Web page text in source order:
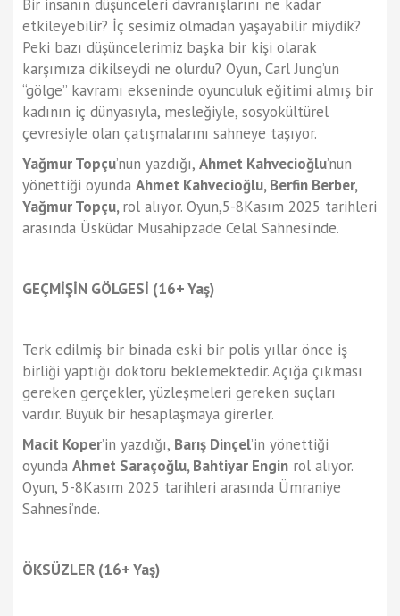
Bir insanın düşünceleri davranışlarını ne kadar
etkileyebilir? İç sesimiz olmadan yaşayabilir miydik?
Peki bazı düşüncelerimiz başka bir kişi olarak
karşımıza dikilseydi ne olurdu? Oyun, Carl Jung’un
“gölge” kavramı ekseninde oyunculuk eğitimi almış bir
kadının iç dünyasıyla, mesleğiyle, sosyokültürel
çevresiyle olan çatışmalarını sahneye taşıyor.
Yağmur Topçu’nun yazdığı, Ahmet Kahvecioğlu’nun
yönettiği oyunda Ahmet Kahvecioğlu, Berfin Berber,
Yağmur Topçu,rol alıyor. Oyun,5-8Kasım 2025 tarihleri
arasında Üsküdar Musahipzade Celal Sahnesi’nde.
GEÇMİŞİN GÖLGESİ (16+ Yaş)
Terk edilmiş bir binada eski bir polis yıllar önce iş
birliği yaptığı doktoru beklemektedir. Açığa çıkması
gereken gerçekler, yüzleşmeleri gereken suçları
vardır. Büyük bir hesaplaşmaya girerler.
Macit Koper’in yazdığı, Barış Dinçel’in yönettiği
oyunda Ahmet Saraçoğlu, Bahtiyar Engin rol alıyor.
Oyun, 5-8Kasım 2025 tarihleri arasında Ümraniye
Sahnesi’nde.
ÖKSÜZLER (16+ Yaş)